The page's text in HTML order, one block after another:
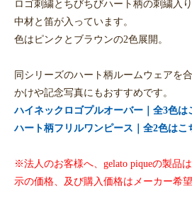
ロゴ刺繍とちびちびハート柄の刺繍入
中材と笛が入っています。
色はピンクとブラウンの2色展開。
同シリーズのハート柄ルームウェアを
かけや記念写真にもおすすめです。
ハイネックロゴプルオーバー｜全3色は
ハート柄フリルワンピース｜全2色はこ
※法人のお客様へ、gelato piqueの製品
示の価格、及び購入価格はメーカー希望